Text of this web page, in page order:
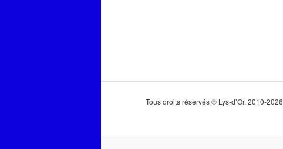
Tous droits réservés © Lys-d’Or. 2010-2026